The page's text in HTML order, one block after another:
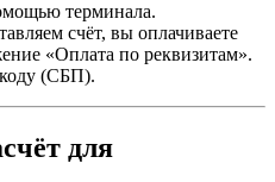
терминала.
счёт, вы оплачиваете
«Оплата по реквизитам».
(СБП).
для